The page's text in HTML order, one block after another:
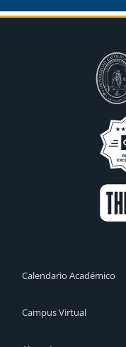
Calendario Académico
Campus Virtual